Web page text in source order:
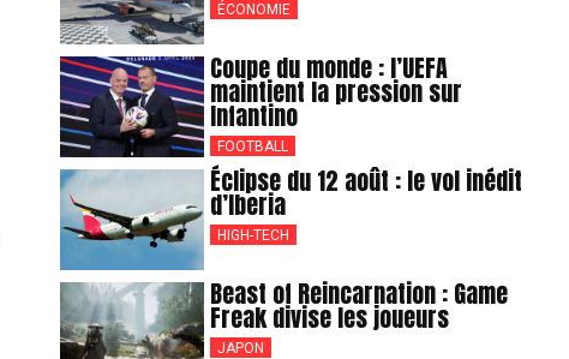
ÉCONOMIE
Coupe du monde : l’UEFA
maintient la pression sur
Infantino
FOOTBALL
Éclipse du 12 août : le vol inédit
d’Iberia
HIGH-TECH
Beast of Reincarnation : Game
Freak divise les joueurs
JAPON